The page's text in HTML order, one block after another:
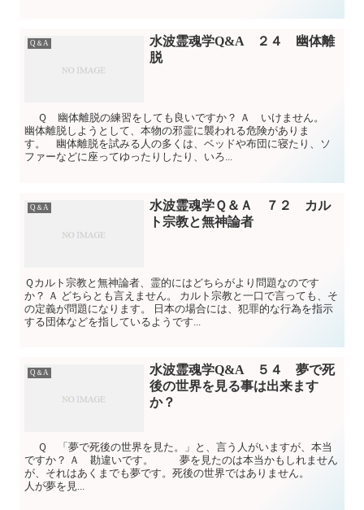
Q＆A
水波霊魂学Q&A ２４ 幽体離
脱
Ｑ 幽体離脱の練習をしても良いですか？ Ａ いけません。
幽体離脱しようとして、本物の邪霊に襲われる危険がありま
す。 幽体離脱を試みる人の多くは、ベッドや布団に寝たり、ソ
ファーなどに座ってゆったりしたり、いろ...
Q＆A
水波霊魂学Ｑ＆Ａ ７２ カル
ト宗教と無神論者
Ｑカルト宗教と無神論者、霊的にはどちらがより問題なのです
か？ Ａ どちらとも言えません。 カルト宗教と一口で言っても、そ
の定義が問題になります。 日本の場合には、犯罪的な行為を指示
する団体などを指しているようです...
Q＆A
水波霊魂学Q&A ５４ 夢で死
後の世界を見る事は出来ます
か？
Ｑ 「夢で死後の世界を見た。」と、言う人がいますが、本当
ですか？ Ａ 勘違いです。 夢を見たのは本当かもしれません
が、それはあくまでも夢です。死後の世界ではありません。
人が夢を見...